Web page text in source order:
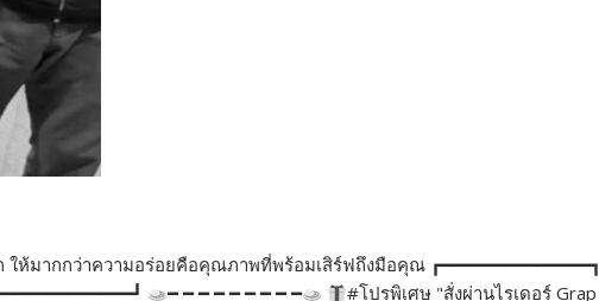
ให้มากกว่าความอร่อยคือคุณภาพที่พร้อมเสิร์ฟถึงมือคุณ ┏━━━━━━━━━━━━━━┓
━ ━ ━ ━ ━ ━ ━ ━ ━
#โปรพิเศษ "สั่งผ่านไรเดอร์ Grap